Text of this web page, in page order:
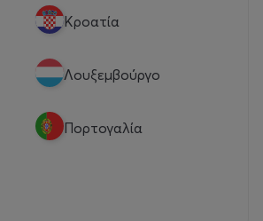
Κροατία
Λουξεμβούργο
Πορτογαλία